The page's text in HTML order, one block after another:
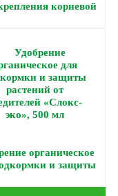
корневой
органическое
и защиты
эко», 500 мл